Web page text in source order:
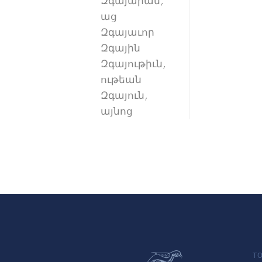
աց
Զգայաւոր
Զգային
Զգայութիւն,
ութեան
Զգայուն,
այնոց